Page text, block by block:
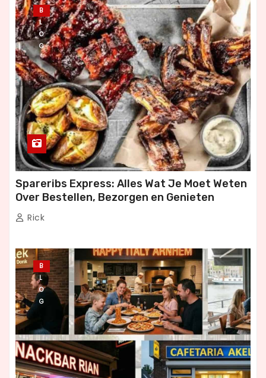
B
L
O
G
Spareribs Express: Alles Wat Je Moet Weten
Over Bestellen, Bezorgen en Genieten
Rick
B
L
O
G